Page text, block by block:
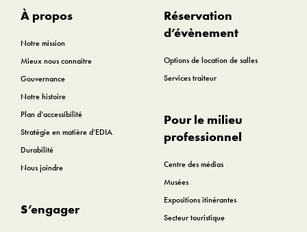
À propos
Notre mission
Mieux nous connaitre
Gouvernance
Notre histoire
Plan d’accessibilité
Stratégie en matière d’EDIA
Durabilité
Nous joindre
S’engager
Réservation
d’évènement
Options de location de salles
Services traiteur
Pour le milieu
professionnel
Centre des médias
Musées
Expositions itinérantes
Secteur touristique